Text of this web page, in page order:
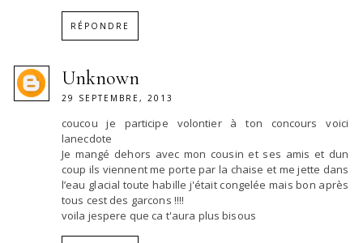
RÉPONDRE
Unknown
29 SEPTEMBRE, 2013
coucou je participe volontier à ton concours voici
lanecdote
Je mangé dehors avec mon cousin et ses amis et dun
coup ils viennent me porte par la chaise et me jette dans
l’eau glacial toute habille j'était congelée mais bon après
tous cest des garcons !!!!
voila jespere que ca t'aura plus bisous